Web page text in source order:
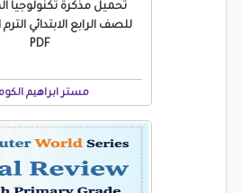
تحميل مذكرة تكنولوجيا
PDF
مستر ابراهيم